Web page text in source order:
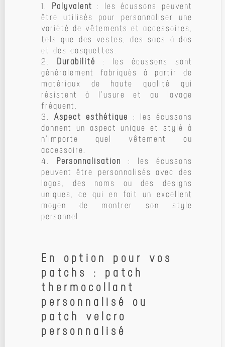
1. Polyvalent : les écussons peuvent
être utilisés pour personnaliser une
variété de vêtements et accessoires,
tels que des vestes, des sacs à dos
et des casquettes.
2. Durabilité : les écussons sont
généralement fabriqués à partir de
matériaux de haute qualité qui
résistent à l'usure et au lavage
fréquent.
3. Aspect esthétique : les écussons
donnent un aspect unique et stylé à
n'importe quel vêtement ou
accessoire.
4. Personnalisation : les écussons
peuvent être personnalisés avec des
logos, des noms ou des designs
uniques, ce qui en fait un excellent
moyen de montrer son style
personnel.
En option pour vos
patchs : patch
thermocollant
personnalisé ou
patch velcro
personnalisé